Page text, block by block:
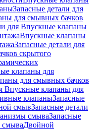
Запасные детали для
для смывных бачков
для Впускные клапаны
Впускные клапаны
Запасные детали для
скрытого
клапаны для
для смывных бачков
Впускные клапаны для
клапаныЗапасные
смывЗапасные детали
смываЗапасные
смываДвойной